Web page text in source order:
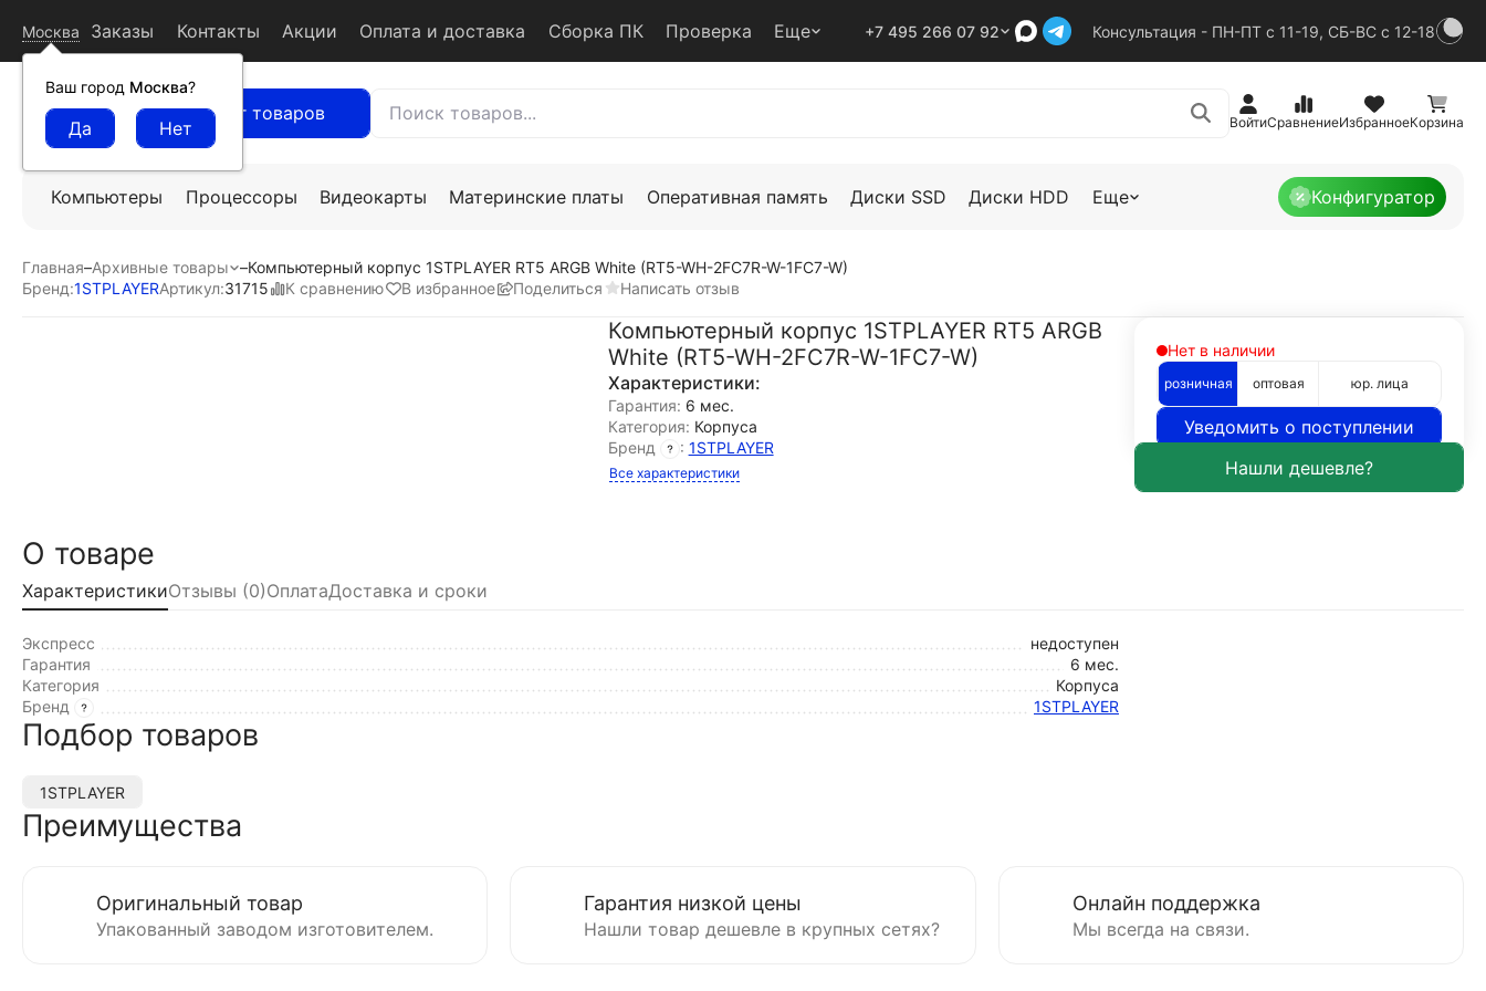
Москва
Ваш город Москва?
Заказы Контакты Акции Оплата и доставка Сборка ПК Проверка Еще +7 495 266 07 92 Консультация - ПН-ПТ с 11-19, СБ-ВС с 12-18
Каталог товаров ВойтиСравнениеИзбранноеКорзина
Компьютеры Процессоры Видеокарты Материнские платы Оперативная память Диски SSD Диски HDD Еще Конфигуратор
Главная–Архивные товары –Компьютерный корпус 1STPLAYER RT5 ARGB White (RT5-WH-2FC7R-W-1FC7-W)
Бренд:1STPLAYERАртикул:31715 К сравнению В избранное Поделиться Написать отзыв
Компьютерный корпус 1STPLAYER RT5 ARGB
White (RT5-WH-2FC7R-W-1FC7-W)
Характеристики:
Гарантия: 6 мес.
Категория: Корпуса
Бренд
: 1STPLAYER
Все характеристики
Нет в наличии
розничная оптовая юр. лица
Уведомить о поступлении
О товаре
ХарактеристикиОтзывы (0)ОплатаДоставка и сроки
Экспресс
недоступен
Гарантия
6 мес.
Категория
Корпуса
Бренд
1STPLAYER
Подбор товаров
1STPLAYER
Преимущества
Оригинальный товар
Упакованный заводом изготовителем.
Гарантия низкой цены
Нашли товар дешевле в крупных сетях?
Онлайн поддержка
Мы всегда на связи.